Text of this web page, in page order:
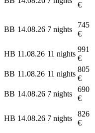
€
BB 14.08.26 7 nights
745
€
HB 11.08.26 11 nights
991
€
BB 11.08.26 11 nights
805
€
BB 14.08.26 7 nights
690
€
HB 14.08.26 7 nights
826
€